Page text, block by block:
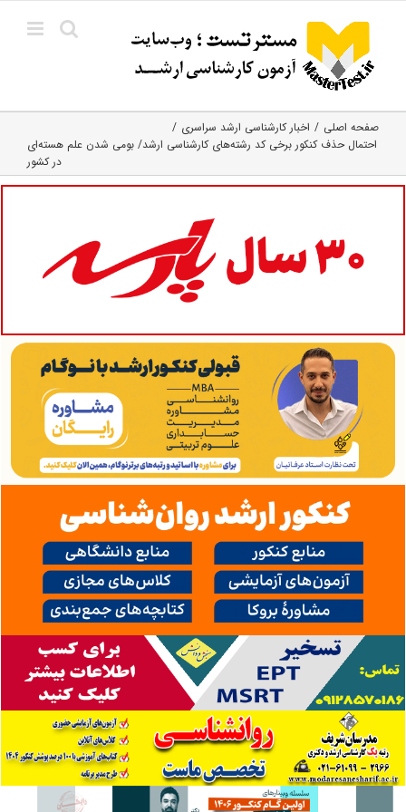
content
صفحه اصلی
اخبار کارشناسی ارشد سراسری
احتمال حذف کنکور برخی کد رشته‌های کارشناسی ارشد/ بومی شدن علم هسته‌ای
در کشور